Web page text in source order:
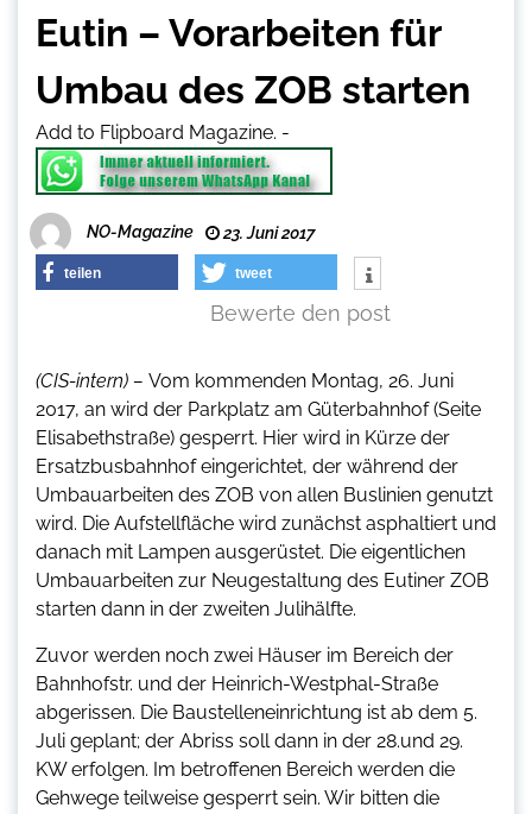
Eutin – Vorarbeiten für
Umbau des ZOB starten
Add to Flipboard Magazine. -
NO-Magazine 23. Juni 2017
teilen tweet
Bewerte den post
(CIS-intern) – Vom kommenden Montag, 26. Juni
2017, an wird der Parkplatz am Güterbahnhof (Seite
Elisabethstraße) gesperrt. Hier wird in Kürze der
Ersatzbusbahnhof eingerichtet, der während der
Umbauarbeiten des ZOB von allen Buslinien genutzt
wird. Die Aufstellfläche wird zunächst asphaltiert und
danach mit Lampen ausgerüstet. Die eigentlichen
Umbauarbeiten zur Neugestaltung des Eutiner ZOB
starten dann in der zweiten Julihälfte.
Zuvor werden noch zwei Häuser im Bereich der
Bahnhofstr. und der Heinrich-Westphal-Straße
abgerissen. Die Baustelleneinrichtung ist ab dem 5.
Juli geplant; der Abriss soll dann in der 28.und 29.
KW erfolgen. Im betroffenen Bereich werden die
Gehwege teilweise gesperrt sein. Wir bitten die